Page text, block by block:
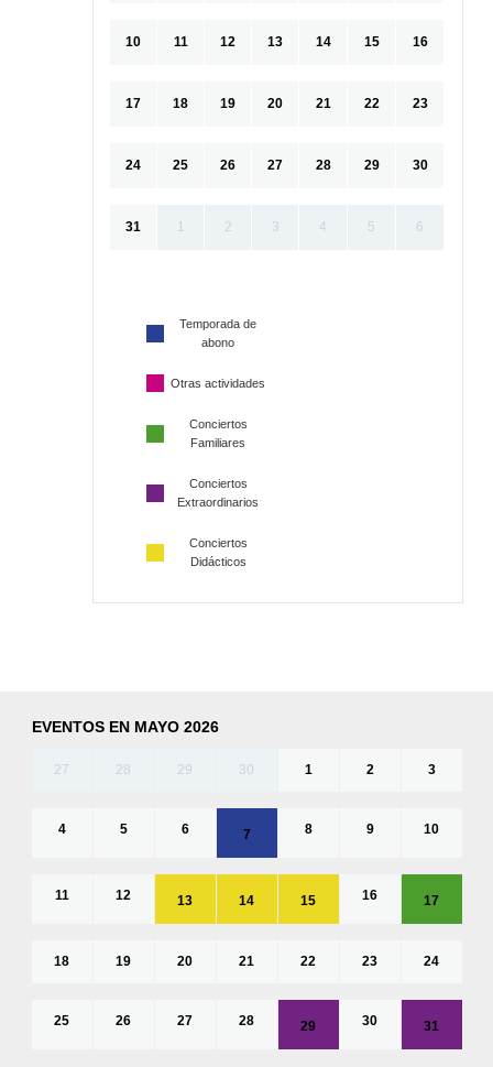
10 11 12 13 14 15 16
17 18 19 20 21 22 23
24 25 26 27 28 29 30
31 1 2 3 4 5 6
Temporada de
abono
Otras actividades
Conciertos
Familiares
Conciertos
Extraordinarios
Conciertos
Didácticos
EVENTOS EN MAYO 2026
27 28 29 30 1 2 3
4 5 6 7 8 9 10
11 12 13 14 15 16 17
18 19 20 21 22 23 24
25 26 27 28 29 30 31